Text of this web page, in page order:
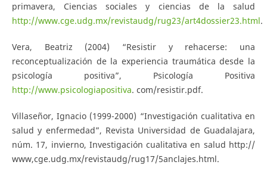
primavera, Ciencias sociales y ciencias de la salud
http://www.cge.udg.mx/revistaudg/rug23/art4dossier23.html.
Vera, Beatriz (2004) “Resistir y rehacerse: una
reconceptualización de la experiencia traumática desde la
psicología positiva”, Psicología Positiva
http://www.psicologiapositiva. com/resistir.pdf.
Villaseñor, Ignacio (1999-2000) “Investigación cualitativa en
salud y enfermedad”, Revista Universidad de Guadalajara,
núm. 17, invierno, Investigación cualitativa en salud http://
www,cge.udg.mx/revistaudg/rug17/5anclajes.html.